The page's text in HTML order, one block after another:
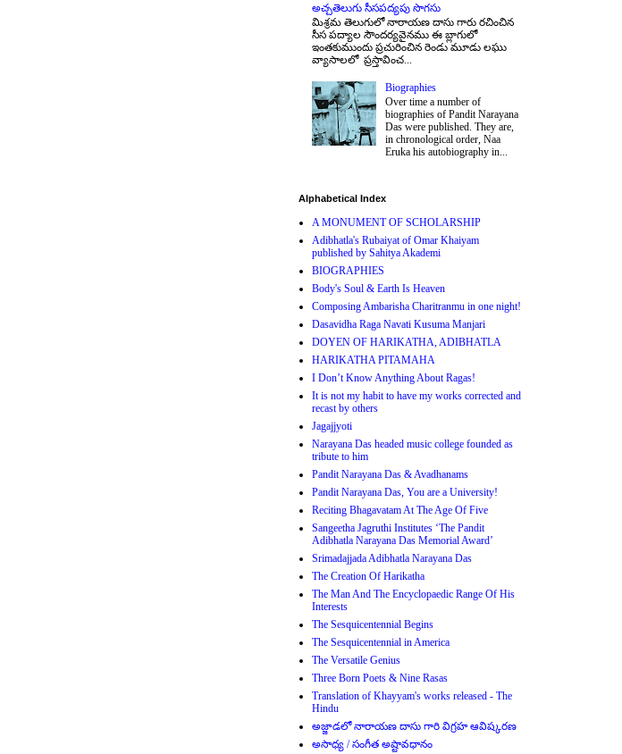
అచ్చతెలుగు సీసపద్యపు సొగసు
మిశ్రమ తెలుగులో నారాయణ దాసు గారు రచించిన
సీస పద్యాల సౌందర్యవైనము ఈ బ్లాగులో
ఇంతకుముందు ప్రచురించిన రెండు మూడు లఘు
వ్యాసాలలో ప్రస్తావించ...
Biographies
Over time a number of
biographies of Pandit Narayana
Das were published. They are,
in chronological order, Naa
Eruka his autobiography in...
Alphabetical Index
A MONUMENT OF SCHOLARSHIP
Adibhatla's Rubaiyat of Omar Khaiyam
published by Sahitya Akademi
BIOGRAPHIES
Body's Soul & Earth Is Heaven
Composing Ambarisha Charitranmu in one night!
Dasavidha Raga Navati Kusuma Manjari
DOYEN OF HARIKATHA, ADIBHATLA
HARIKATHA PITAMAHA
I Don’t Know Anything About Ragas!
It is not my habit to have my works corrected and
recast by others
Jagajjyoti
Narayana Das headed music college founded as
tribute to him
Pandit Narayana Das & Avadhanams
Pandit Narayana Das, You are a University!
Reciting Bhagavatam At The Age Of Five
Sangeetha Jagruthi Institutes ‘The Pandit
Adibhatla Narayana Das Memorial Award’
Srimadajjada Adibhatla Narayana Das
The Creation Of Harikatha
The Man And The Encyclopaedic Range Of His
Interests
The Sesquicentennial Begins
The Sesquicentennial in America
The Versatile Genius
Three Born Poets & Nine Rasas
Translation of Khayyam's works released - The
Hindu
అజ్జాడలో నారాయణ దాసు గారి విగ్రహ ఆవిష్కరణ
అసాధ్య / సంగీత అష్టావధానం